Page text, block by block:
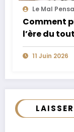
Le Mal
Comment
l’ère du
11 Juin 2026